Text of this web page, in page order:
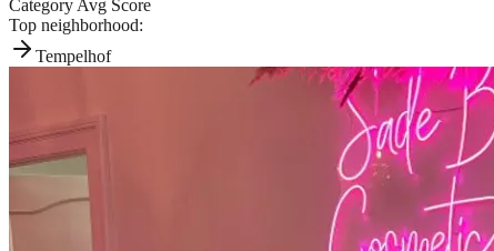
Category Avg Score
Top neighborhood:
Tempelhof